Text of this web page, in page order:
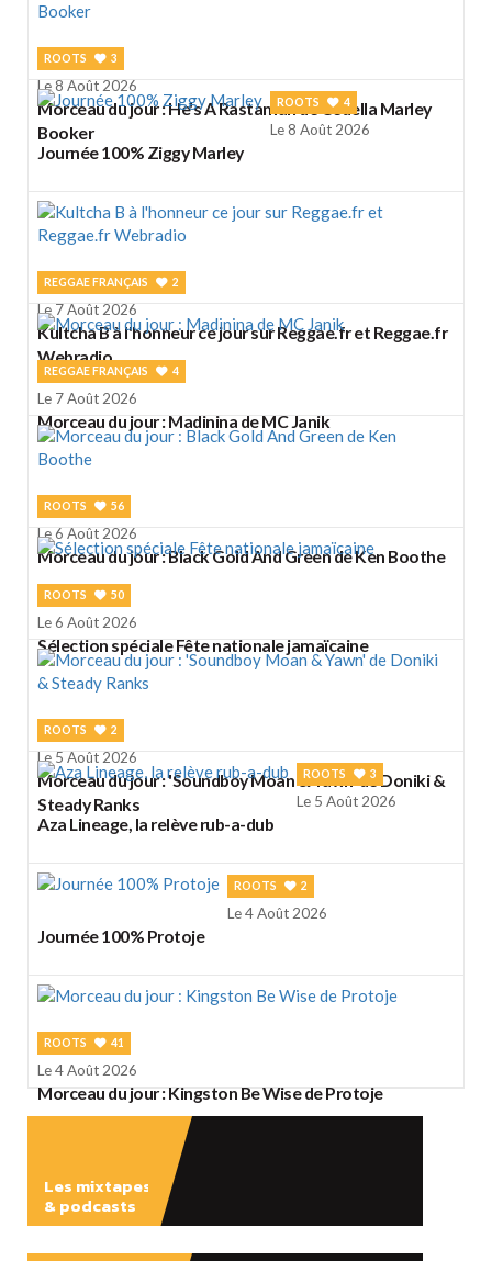
ROOTS 3
Le 8 Août 2026
Morceau du jour : He's A Rastaman de Cedella Marley
Booker
ROOTS 4
Le 8 Août 2026
Journée 100% Ziggy Marley
REGGAE FRANÇAIS 2
Le 7 Août 2026
Kultcha B à l'honneur ce jour sur Reggae.fr et Reggae.fr
Webradio
REGGAE FRANÇAIS 4
Le 7 Août 2026
Morceau du jour : Madinina de MC Janik
ROOTS 56
Le 6 Août 2026
Morceau du jour : Black Gold And Green de Ken Boothe
ROOTS 50
Le 6 Août 2026
Sélection spéciale Fête nationale jamaïcaine
ROOTS 2
Le 5 Août 2026
Morceau du jour : 'Soundboy Moan & Yawn' de Doniki &
Steady Ranks
ROOTS 3
Le 5 Août 2026
Aza Lineage, la relève rub-a-dub
ROOTS 2
Le 4 Août 2026
Journée 100% Protoje
ROOTS 41
Le 4 Août 2026
Morceau du jour : Kingston Be Wise de Protoje
Les mixtapes
& podcasts